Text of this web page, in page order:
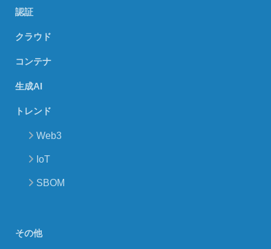
認証
クラウド
コンテナ
生成AI
トレンド
Web3
IoT
SBOM
その他